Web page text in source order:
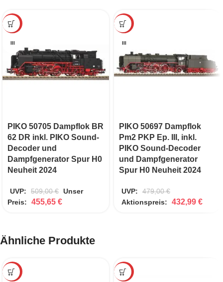
-10%
III
PIKO 50705 Dampflok BR
62 DR inkl. PIKO Sound-
Decoder und
Dampfgenerator Spur H0
Neuheit 2024
UVP: 509,00€ Unser
Preis:
455,65 €
-10%
III
PIKO 50697 Dampflok
Pm2 PKP Ep. III, inkl.
PIKO Sound-Decoder
und Dampfgenerator
Spur H0 Neuheit 2024
UVP: 479,00€
Aktionspreis: 432,99 €
Ähnliche Produkte
-10% -12%